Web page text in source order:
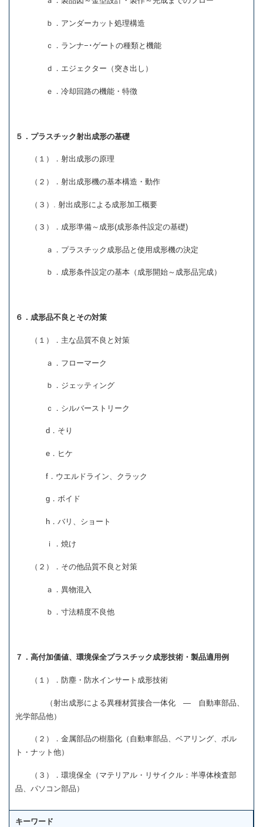
ｂ．アンダーカット処理構造
ｃ．ランナ−･ゲートの種類と機能
ｄ．エジェクター（突き出し）
ｅ．冷却回路の機能・特徴
５．プラスチック射出成形の基礎
（１）．射出成形の原理
（２）．射出成形機の基本構造・動作
（３）. 射出成形による成形加工概要
（３）．成形準備～成形(成形条件設定の基礎)
ａ．プラスチック成形品と使用成形機の決定
ｂ．成形条件設定の基本（成形開始～成形品完成）
６．成形品不良とその対策
（１）．主な品質不良と対策
ａ．フローマーク
ｂ．ジェッティング
ｃ．シルバーストリーク
d．そり
e．ヒケ
f．ウエルドライン、クラック
g．ボイド
h．バリ、ショート
ｉ．焼け
（２）．その他品質不良と対策
ａ．異物混入
ｂ．寸法精度不良他
７．高付加価値、環境保全プラスチック成形技術・製品適用例
（１）．防塵・防水インサート成形技術
（射出成形による異種材質接合一体化 ― 自動車部品、
光学部品他）
（２）．金属部品の樹脂化（自動車部品、ベアリング、ボル
ト・ナット他）
（３）．環境保全（マテリアル・リサイクル：半導体検査部
品、パソコン部品）
キーワード